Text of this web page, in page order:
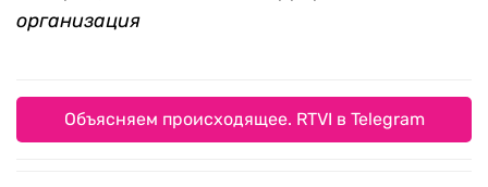
организация
Объясняем происходящее. RTVI в Telegram